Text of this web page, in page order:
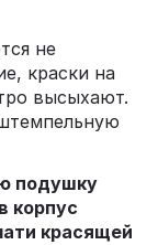
не
краски на
высыхают.
подушку
корпус
красящей